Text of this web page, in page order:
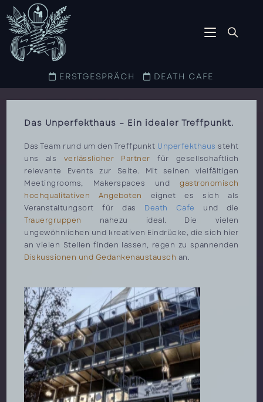
ERSTGESPRÄCH DEATH CAFE
Das Unperfekthaus – Ein idealer Treffpunkt.
Das Team rund um den Treffpunkt Unperfekthaus steht
uns als verlässlicher Partner für gesellschaftlich
relevante Events zur Seite. Mit seinen vielfältigen
Meetingrooms, Makerspaces undgastronomisch
hochqualitativen Angeboten eignet es sich als
Veranstaltungsort für das Death Cafe
und die
Trauergruppen nahezu ideal. Die vielen
ungewöhnlichen und kreativen Eindrücke, die sich hier
an vielen Stellen finden lassen, regen zu spannenden
Diskussionen und Gedankenaustausch an.